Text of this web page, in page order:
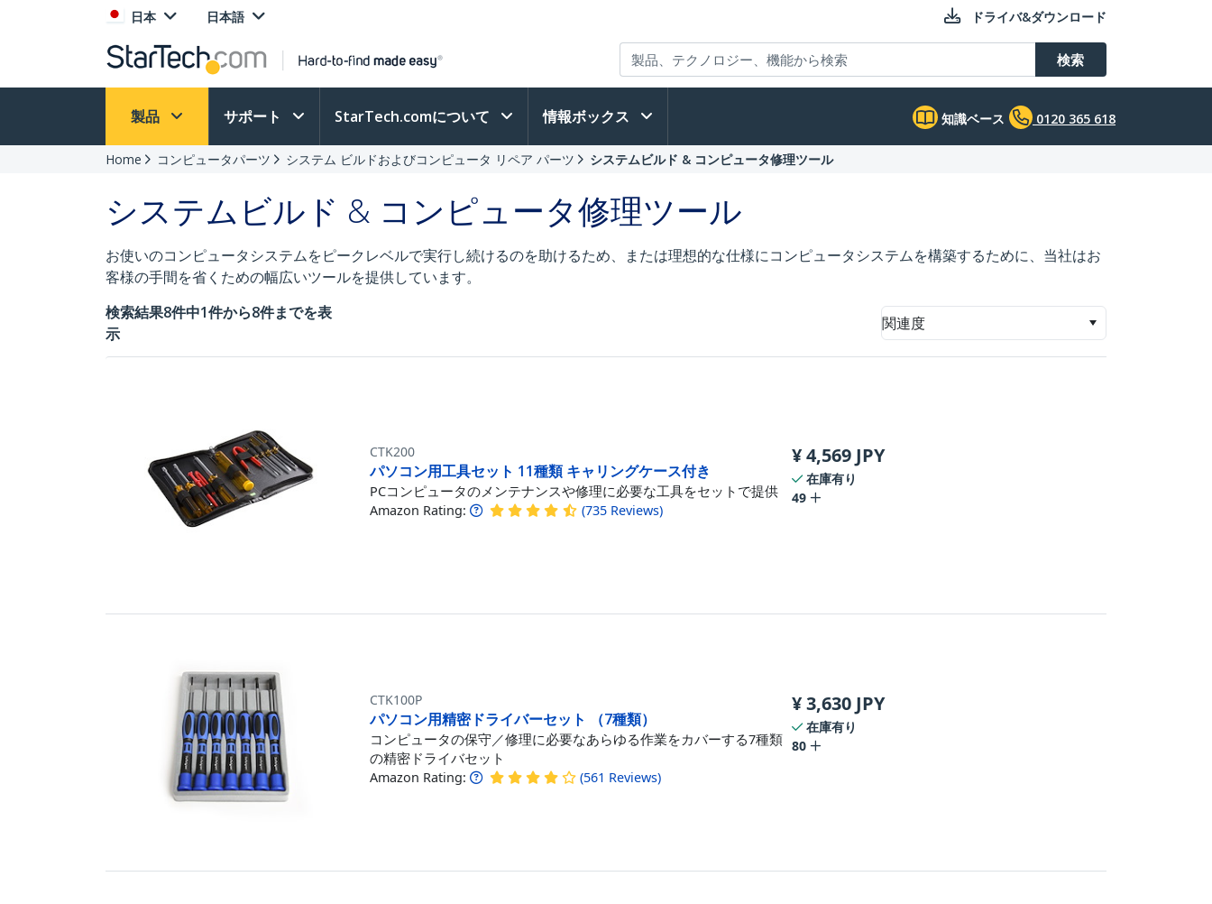
日本 日本語 ドライバ&ダウンロード
検索
製品 サポート StarTech.comについて 情報ボックス 知識ベース 0120 365 618
Home コンピュータパーツ システム ビルドおよびコンピュータ リペア パーツ システムビルド & コンピュータ修理ツール
システムビルド & コンピュータ修理ツール
お使いのコンピュータシステムをピークレベルで実行し続けるのを助けるため、または理想的な仕様にコンピュータシステムを構築するために、当社はお
客様の手間を省くための幅広いツールを提供しています。
検索結果8件中1件から8件までを表
示
関連度
CTK200
パソコン用工具セット 11種類 キャリングケース付き
PCコンピュータのメンテナンスや修理に必要な工具をセットで提供
Amazon Rating: (735 Reviews)
¥4,569 JPY
在庫有り
49
CTK100P
パソコン用精密ドライバーセット （7種類）
コンピュータの保守／修理に必要なあらゆる作業をカバーする7種類
の精密ドライバセット
Amazon Rating: (561 Reviews)
¥3,630 JPY
在庫有り
80